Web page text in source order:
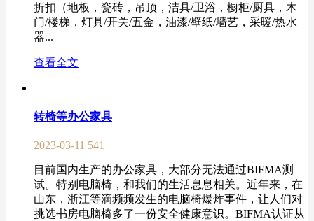
折扣（地板，瓷砖，吊顶，洁具/卫浴，橱柜/厨具，木
门/楼梯，灯具/开关/五金，油漆/壁纸/墙艺，采暖/热水
器...
查看全文
转椅等办公家具
2023-03-11 541
目前国内生产的办公家具，大部分无法通过BIFMA测
试。特别电脑椅，和我们的生活息息相关。近年来，在
山东，浙江等滴频频发生的电脑椅爆炸事件，让人们对
挑选书房电脑椅多了一份安全健康意识。BIFMA认证从